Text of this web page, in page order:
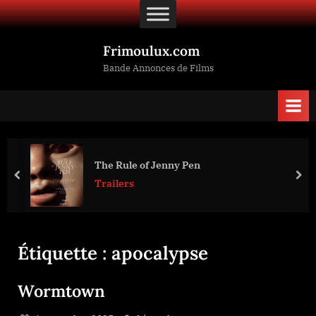
Skip
to
Frimoulux.com
Bande Annonces de Films
The Rule of Jenny Pen
Trailers
prev
Étiquette : apocalypse
Wormtown